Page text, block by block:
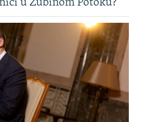
u Zubinom Potoku?